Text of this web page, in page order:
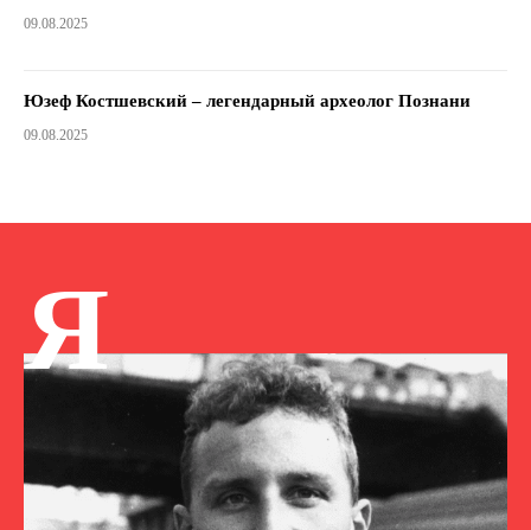
09.08.2025
Юзеф Костшевский – легендарный археолог Познани
09.08.2025
Я